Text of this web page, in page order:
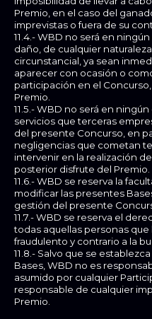
Premio, en el caso del
imprevistas o fuera de su
11.4.- WBD no será en
daño, de cualquier
circunstancial, ya sean
aparecer con ocasión o
participación en el
Premio.
11.5.- WBD no será en
servicios que terceras
del presente Concurso, en
negligencias que cometan
intervenir en la realización
posterior disfrute del Premio.
11.6.- WBD se reserva la
modificar las presentes
gestión del presente
11.7.- WBD se reserva el
todas aquellas personas
fraudulento y contrario a la
11.8.- Salvo que se
Bases, WBD no es
asumido por cualquier
responsable de cualquier
Premio.